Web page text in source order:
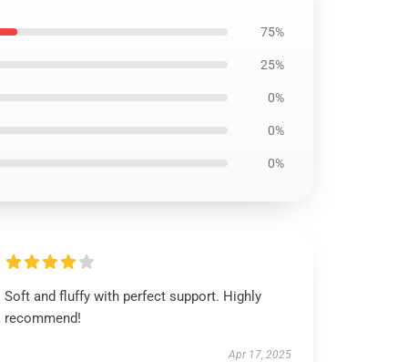
75%
25%
0%
0%
0%
Soft and fluffy with perfect support. Highly
recommend!
Apr 17, 2025